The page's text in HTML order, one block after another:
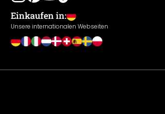
Einkaufen in:
Unsere internationalen Webseiten